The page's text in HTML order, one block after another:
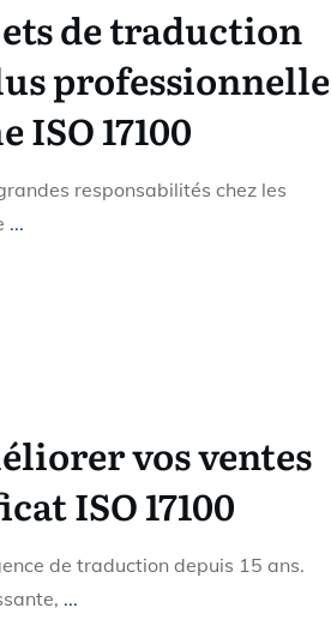
de traduction
professionnelle
ISO 17100
responsabilités chez les
...
vos ventes
ISO 17100
de traduction depuis 15 ans.
...